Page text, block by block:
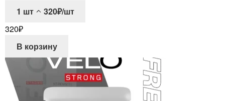
1 шт
320₽/шт
320₽
В корзину